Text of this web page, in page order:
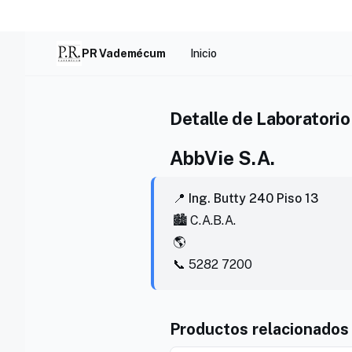
PR Vademécum Inicio
Detalle de Laboratorio
AbbVie S.A.
📍 Ing. Butty 240 Piso 13
🏙️ C.A.B.A.
🌎
📞 5282 7200
Productos